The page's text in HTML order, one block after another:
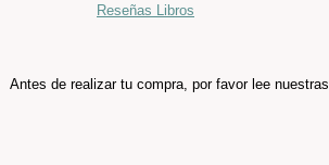
Reseñas Libros
Antes de realizar tu compra, por favor lee nuestras